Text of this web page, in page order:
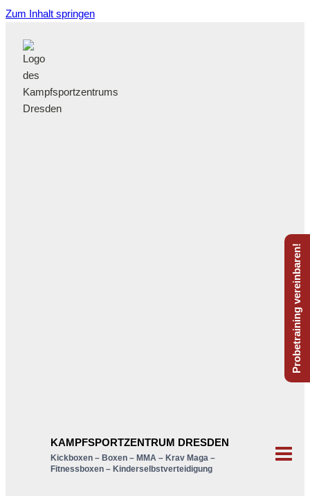
Zum Inhalt springen
KAMPFSPORTZENTRUM DRESDEN
Kickboxen – Boxen – MMA – Krav Maga –
Fitnessboxen – Kinderselbstverteidigung
Probetraining vereinbaren!